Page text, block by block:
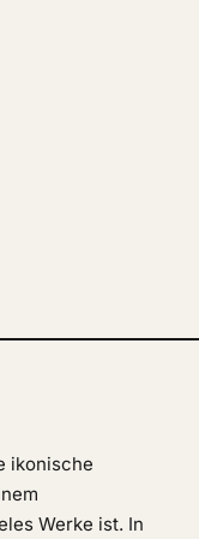
ikonische
Werke ist. In